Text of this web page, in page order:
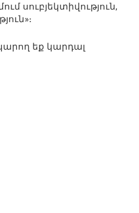
սուբյեկտիվություն,
եք կարդալ